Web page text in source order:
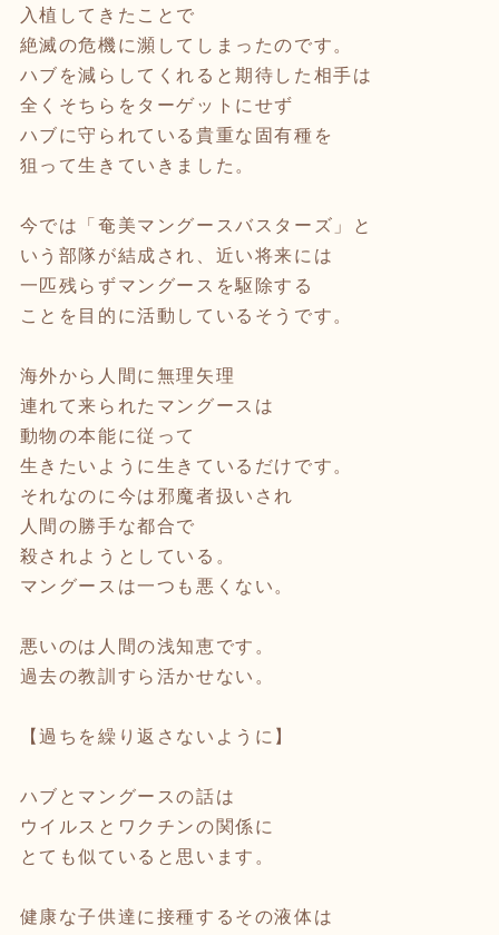
入植してきたことで
絶滅の危機に瀕してしまったのです。
ハブを減らしてくれると期待した相手は
全くそちらをターゲットにせず
ハブに守られている貴重な固有種を
狙って生きていきました。
今では「奄美マングースバスターズ」と
いう部隊が結成され、近い将来には
一匹残らずマングースを駆除する
ことを目的に活動しているそうです。
海外から人間に無理矢理
連れて来られたマングースは
動物の本能に従って
生きたいように生きているだけです。
それなのに今は邪魔者扱いされ
人間の勝手な都合で
殺されようとしている。
マングースは一つも悪くない。
悪いのは人間の浅知恵です。
過去の教訓すら活かせない。
【過ちを繰り返さないように】
ハブとマングースの話は
ウイルスとワクチンの関係に
とても似ていると思います。
健康な子供達に接種するその液体は